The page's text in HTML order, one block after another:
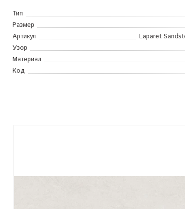
Тип
Размер
Артикул
Laparet
Узор
Материал
Код